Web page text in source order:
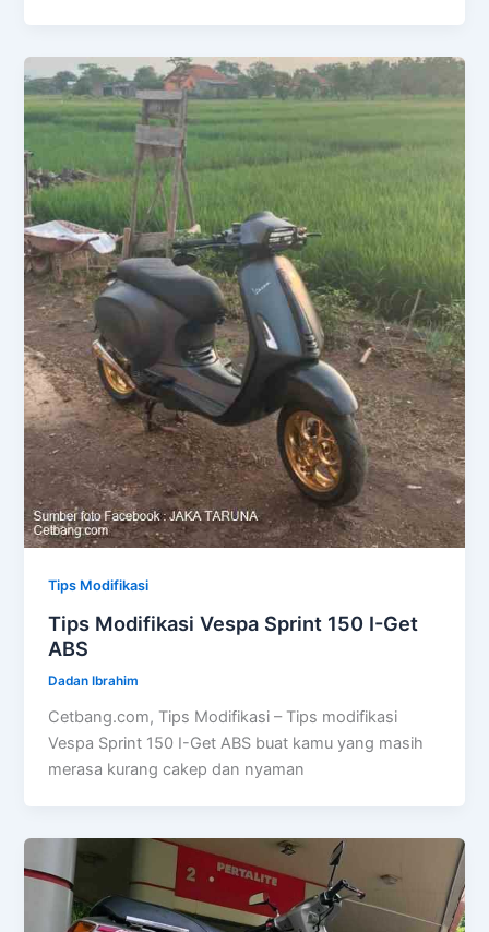
Tips Modifikasi
Tips Modifikasi Vespa Sprint 150 I-Get
ABS
Dadan Ibrahim
Cetbang.com, Tips Modifikasi – Tips modifikasi
Vespa Sprint 150 I-Get ABS buat kamu yang masih
merasa kurang cakep dan nyaman